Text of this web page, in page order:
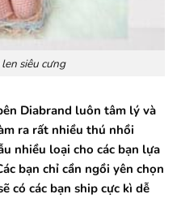
siêu cưng
Diabrand luôn tâm lý và
ra rất nhiều thú nhồi
nhiều loại cho các bạn lựa
bạn chỉ cần ngồi yên chọn
có các bạn ship cực kì dễ